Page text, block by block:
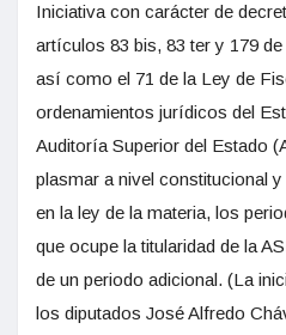
Iniciativa con carácter de
artículos 83 bis, 83 ter y 179
así como el 71 de la Ley de
ordenamientos jurídicos del
Auditoría Superior del Estado
plasmar a nivel constitucional
en la ley de la materia, los
que ocupe la titularidad de la
de un periodo adicional. (La
los diputados José Alfredo